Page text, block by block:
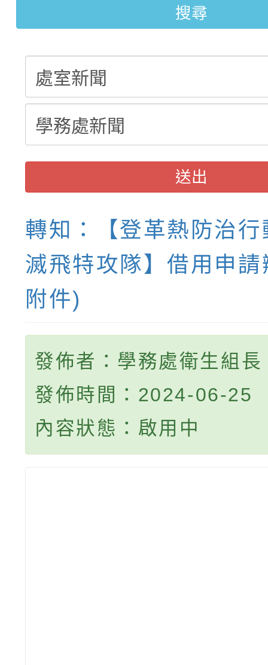
學年度第1學期第7次
結果(第11招)
【甄選結果(第3招)】
學年度第1學期第9次代
結果(第3招)
搜尋
送出
轉知：【登革熱防治
滅飛特攻隊】借用申
附件)
發佈者：學務處衛生組長
發佈時間：2024-06-25
內容狀態：啟用中